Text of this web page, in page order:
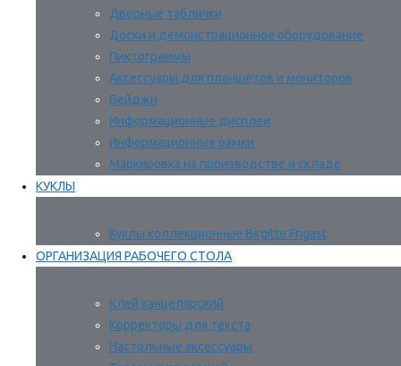
Дверные таблички
Доски и демонстрационное оборудование
Пиктограммы
Аксессуары для планшетов и мониторов
Бейджи
Информационные дисплеи
Информационные рамки
Маркировка на производстве и складе
КУКЛЫ
Куклы коллекционные Birgitte Frigast
ОРГАНИЗАЦИЯ РАБОЧЕГО СТОЛА
Клей канцелярский
Корректоры для текста
Настольные аксессуары